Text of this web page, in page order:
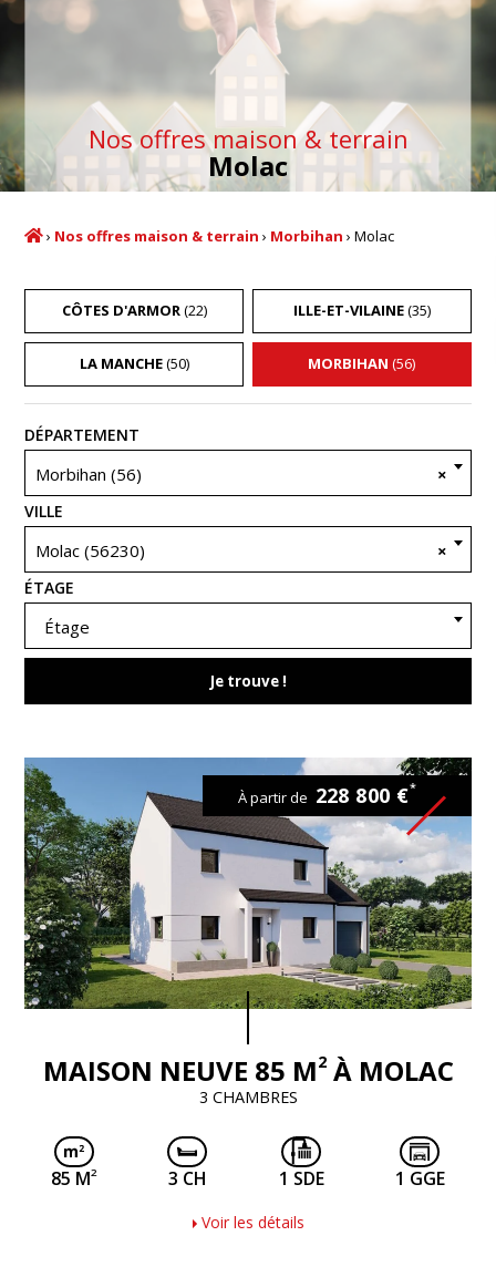
Nos offres maison & terrain
Molac
› Nos offres maison & terrain › Morbihan ›Molac
CÔTES D'ARMOR(22) ILLE-ET-VILAINE(35)
LA MANCHE(50) MORBIHAN (56)
Recherche
DÉPARTEMENT
×
Morbihan (56)
VILLE
×
Molac (56230)
ÉTAGE
Étage
Je trouve !
MAISON NEUVE 85 M2À MOLAC
3 CHAMBRES
À partir de 228 800 €*
85 M2 3 CH 1 SDE 1 GGE
Voir les détails